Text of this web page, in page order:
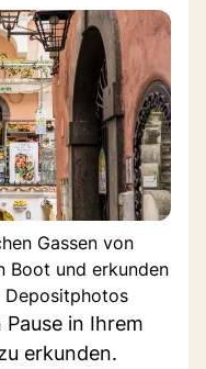
Gassen von
Boot und erkunden
Depositphotos
in Ihrem
erkunden.